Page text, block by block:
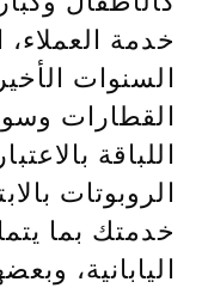
خدمة
السنوات
القطارات
اللباقة
الروبوتات
خدمتك بما
اليابانية،